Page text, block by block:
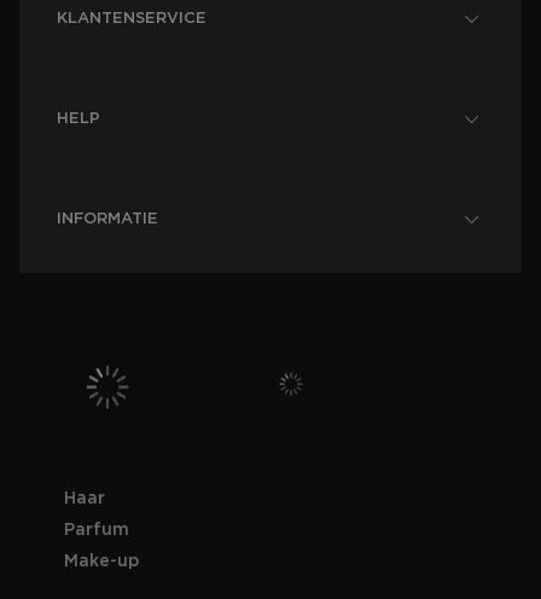
KLANTENSERVICE
HELP
INFORMATIE
Haar
Parfum
Make-up